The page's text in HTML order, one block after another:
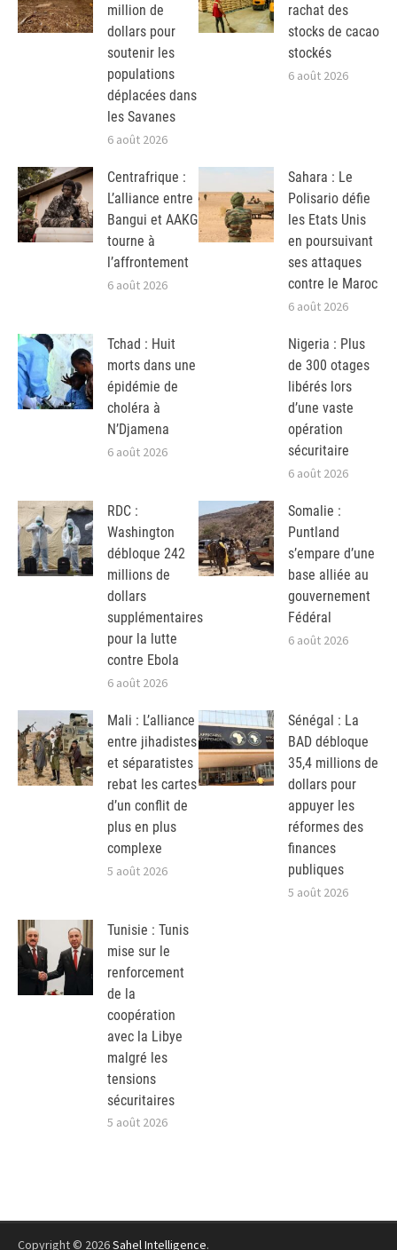
million de
dollars pour
soutenir les
populations
déplacées dans
les Savanes
6 août 2026
rachat des
stocks de cacao
stockés
6 août 2026
Centrafrique :
L’alliance entre
Bangui et AAKG
tourne à
l’affrontement
6 août 2026
Sahara : Le
Polisario défie
les Etats Unis
en poursuivant
ses attaques
contre le Maroc
6 août 2026
Tchad : Huit
morts dans une
épidémie de
choléra à
N’Djamena
6 août 2026
Nigeria : Plus
de 300 otages
libérés lors
d’une vaste
opération
sécuritaire
6 août 2026
RDC :
Washington
débloque 242
millions de
dollars
supplémentaires
pour la lutte
contre Ebola
6 août 2026
Somalie :
Puntland
s’empare d’une
base alliée au
gouvernement
Fédéral
6 août 2026
Mali : L’alliance
entre jihadistes
et séparatistes
rebat les cartes
d’un conflit de
plus en plus
complexe
5 août 2026
Sénégal : La
BAD débloque
35,4 millions de
dollars pour
appuyer les
réformes des
finances
publiques
5 août 2026
Tunisie : Tunis
mise sur le
renforcement
de la
coopération
avec la Libye
malgré les
tensions
sécuritaires
5 août 2026
Copyright © 2026Sahel Intelligence.